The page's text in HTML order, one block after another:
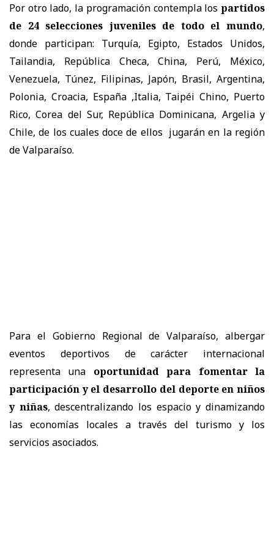
Por otro lado, la programación contempla los partidos
de 24 selecciones juveniles de todo el mundo,
donde participan: Turquía, Egipto, Estados Unidos,
Tailandia, República Checa, China, Perú, México,
Venezuela, Túnez, Filipinas, Japón, Brasil, Argentina,
Polonia, Croacia, España ,Italia, Taipéi Chino, Puerto
Rico, Corea del Sur, República Dominicana, Argelia y
Chile, de los cuales doce de ellos jugarán en la región
de Valparaíso.
Para el Gobierno Regional de Valparaíso, albergar
eventos deportivos de carácter internacional
representa una
oportunidad para fomentar la
participación y el desarrollo del deporte en niños
y niñas, descentralizando los espacio y dinamizando
las economías locales a través del turismo y los
servicios asociados.